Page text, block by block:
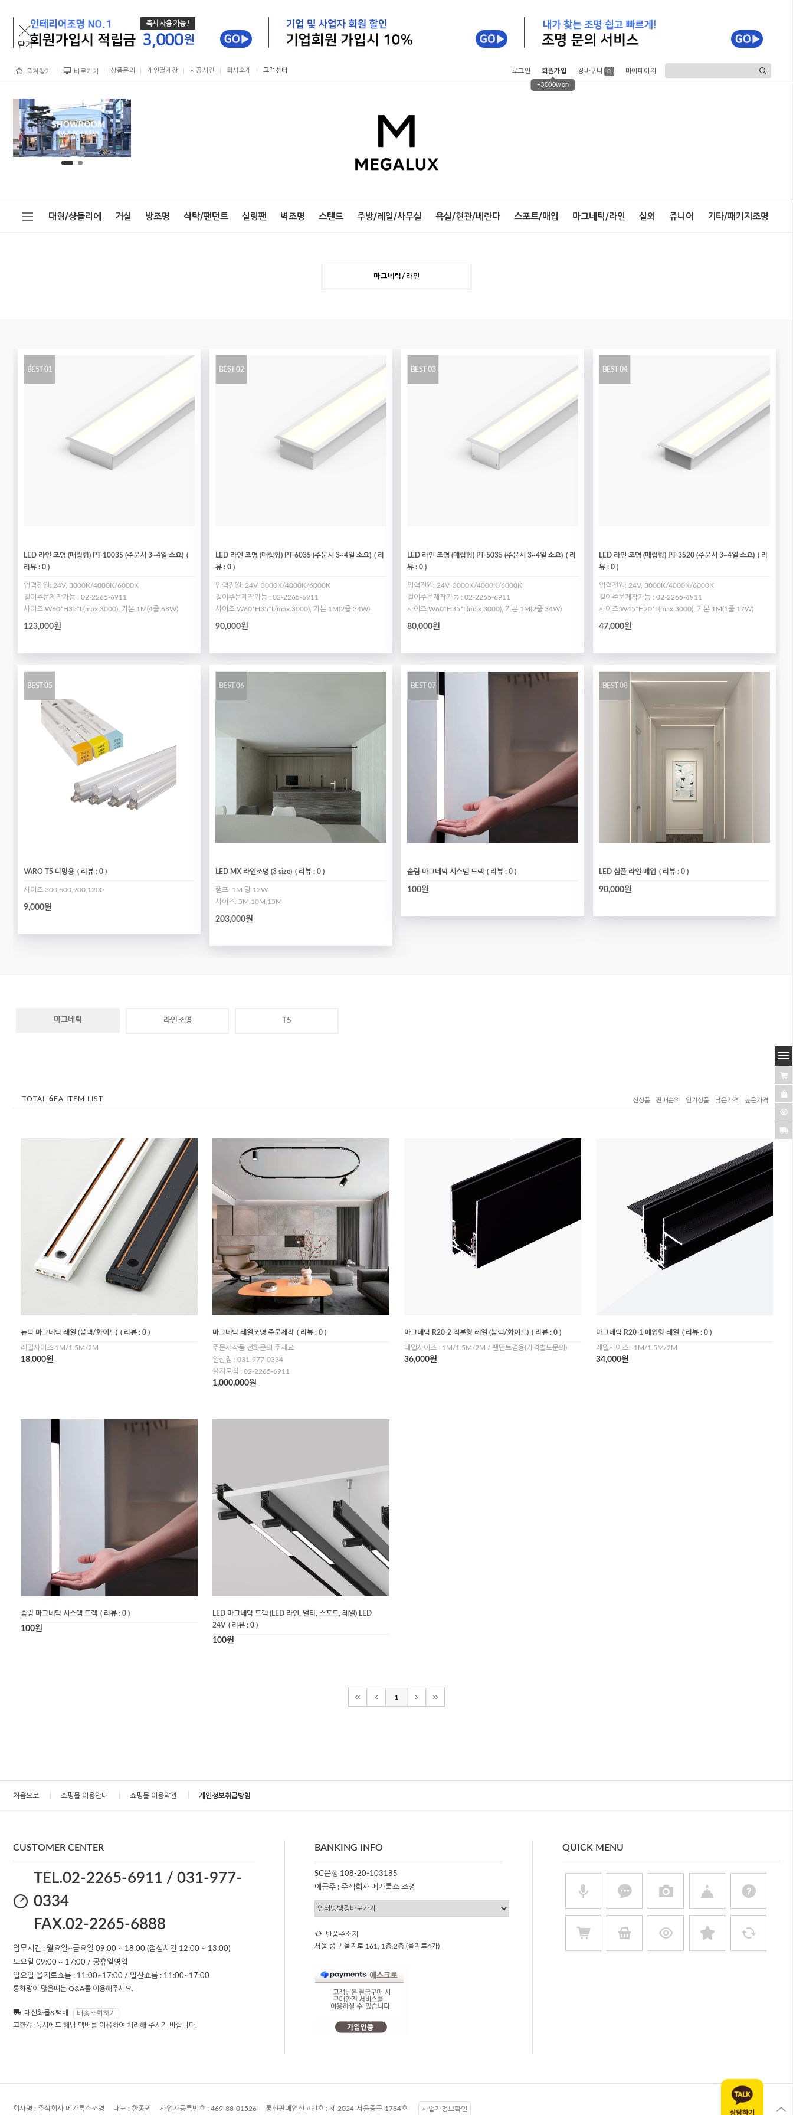
즐겨찾기 바로가기 상품문의 개인결제창 시공사진 회사소개 고객센터 로그인 회원가입
+3000won
장바구니 0 마이페이지
대형/샹들리에 거실 방조명 식탁/팬던트 실링팬 벽조명 스탠드 주방/레일/사무실 욕실/현관/베란다 스포트/매입 마그네틱/라인 실외 쥬니어 기타/패키지조명
마그네틱/라인
BEST 01
LED 라인 조명 (매립형) PT-10035 (주문시 3~4일 소요) (
리뷰 : 0 )
입력전원: 24V, 3000K/4000K/6000K
길이주문제작가능 : 02-2265-6911
사이즈:W60*H35*L(max.3000), 기본 1M(4줄 68W)
123,000원
BEST 02
LED 라인 조명 (매립형) PT-6035 (주문시 3~4일 소요) ( 리
뷰 : 0 )
입력전원: 24V, 3000K/4000K/6000K
길이주문제작가능 : 02-2265-6911
사이즈:W60*H35*L(max.3000), 기본 1M(2줄 34W)
90,000원
BEST 03
LED 라인 조명 (매립형) PT-5035 (주문시 3~4일 소요) ( 리
뷰 : 0 )
입력전원: 24V, 3000K/4000K/6000K
길이주문제작가능 : 02-2265-6911
사이즈:W60*H35*L(max.3000), 기본 1M(2줄 34W)
80,000원
BEST 04
LED 라인 조명 (매립형) PT-3520 (주문시 3~4일 소요) ( 리
뷰 : 0 )
입력전원: 24V, 3000K/4000K/6000K
길이주문제작가능 : 02-2265-6911
사이즈:W45*H20*L(max.3000), 기본 1M(1줄 17W)
47,000원
BEST 05
VARO T5 디밍용 ( 리뷰 : 0 )
사이즈:300,600,900,1200
9,000원
BEST 06
LED MX 라인조명 (3 size) ( 리뷰 : 0 )
램프: 1M 당 12W
사이즈: 5M,10M,15M
203,000원
BEST 07
슬림 마그네틱 시스템 트랙 ( 리뷰 : 0 )
100원
BEST 08
LED 심플 라인 매입 ( 리뷰 : 0 )
90,000원
마그네틱 라인조명 T5
TOTAL 6EA ITEM LIST 신상품 판매순위 인기상품 낮은가격 높은가격
뉴틱 마그네틱 레일 (블랙/화이트) ( 리뷰 : 0 )
레일사이즈:1M/1.5M/2M
18,000원
마그네틱 레일조명 주문제작 ( 리뷰 : 0 )
주문제작품 전화문의 주세요
일산점 : 031-977-0334
을지로점 : 02-2265-6911
1,000,000원
마그네틱 R20-2 직부형 레일 (블랙/화이트) ( 리뷰 : 0 )
레일사이즈 : 1M/1.5M/2M / 팬던트겸용(가격별도문의)
36,000원
마그네틱 R20-1 매입형 레일 ( 리뷰 : 0 )
레일사이즈 : 1M/1.5M/2M
34,000원
슬림 마그네틱 시스템 트랙 ( 리뷰 : 0 )
100원
LED 마그네틱 트랙 (LED 라인, 멀티, 스포트, 레일) LED
24V ( 리뷰 : 0 )
100원
1
처음으로 쇼핑몰 이용안내 쇼핑몰 이용약관 개인정보취급방침
CUSTOMER CENTER
TEL.02-2265-6911 / 031-977-
0334
FAX.02-2265-6888
업무시간 : 월요일~금요일 09:00 ~ 18:00 (점심시간 12:00 ~ 13:00)
토요일 09:00 ~ 17:00 / 공휴일영업
일요일 을지로쇼룸 : 11:00~17:00 / 일산쇼룸 : 11:00~17:00
통화량이 많을때는 Q&A를 이용해주세요.
대신화물&택배
배송조회하기
교환/반품시에도 해당 택배를 이용하여 처리해 주시기 바랍니다.
BANKING INFO
SC은행 108-20-103185
예금주 : 주식회사 메가룩스 조명
반품주소지
서울 중구 을지로 161, 1층,2층 (을지로4가)
QUICK MENU
회사명 : 주식회사 메가룩스조명 대표 : 한종권 사업자등록번호 : 469-88-01526 통신판매업신고번호 : 제 2024-서울중구-1784호 사업자정보확인